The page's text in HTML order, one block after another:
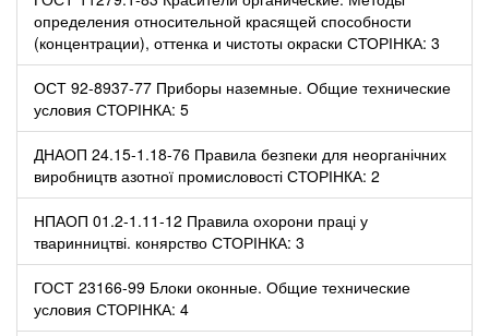
определения относительной красящей способности
(концентрации), оттенка и чистоты окраски СТОРІНКА: 3
ОСТ 92-8937-77 Приборы наземные. Общие технические
условия СТОРІНКА: 5
ДНАОП 24.15-1.18-76 Правила безпеки для неорганічних
виробництв азотної промисловості СТОРІНКА: 2
НПАОП 01.2-1.11-12 Правила охорони праці у
тваринництві. конярство СТОРІНКА: 3
ГОСТ 23166-99 Блоки оконные. Общие технические
условия СТОРІНКА: 4